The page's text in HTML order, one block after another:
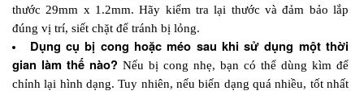
thước 29mm x 1.2mm. Hãy kiểm tra lại thước và đảm bảo lắp
đúng vị trí, siết chặt để tránh bị lỏng.
Dụng cụ bị cong hoặc méo sau khi sử dụng một thời
gian làm thế nào? Nếu bị cong nhẹ, bạn có thể dùng kìm để
chỉnh lại hình dạng. Tuy nhiên, nếu biến dạng quá nhiều, tốt nhất